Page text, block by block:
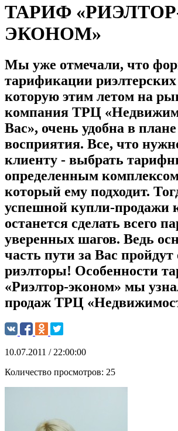
ТАРИФ
ЭКОНОМ»
Мы уже отмечали, что
тарификации риэлтерских
которую этим летом на
компания ТРЦ
Вас», очень удобна в плане
восприятия. Все, что
клиенту - выбрать
определенным комплексом
который ему подходит.
успешной купли-продажи
останется сделать всего
уверенных шагов. Ведь
часть пути за Вас
риэлторы! Особенности
«Риэлтор-эконом» мы
продаж ТРЦ
10.07.2011 / 22:00:00
Количество просмотров: 25